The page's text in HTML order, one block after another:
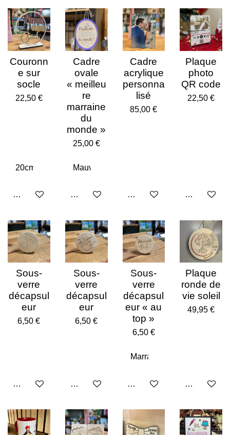
Couronn
e sur
socle
22,50 €
Ajouter au panier
Cadre
ovale
« meilleu
re
marraine
du
monde »
25,00 €
Ajouter au panier
Cadre
acrylique
personna
lisé
85,00 €
Ajouter au panier
Plaque
photo
QR code
22,50 €
Voir les
Sous-
verre
décapsul
eur
6,50 €
Ajouter au panier
Sous-
verre
décapsul
eur
6,50 €
Ajouter au panier
Sous-
verre
décapsul
eur « au
top »
6,50 €
Ajouter au panier
Plaque
ronde de
vie soleil
49,95 €
Voir les